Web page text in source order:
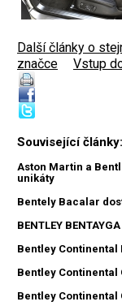
Další články o
značce
Vstup
Související články:
Aston Martin a
unikáty
Bentely Bacalar
BENTLEY
Bentley Continental
Bentley Continental
Bentley Continental